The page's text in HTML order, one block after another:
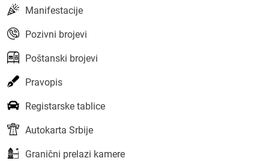
Manifestacije
Pozivni brojevi
Poštanski brojevi
Pravopis
Registarske tablice
Autokarta Srbije
Granični prelazi kamere